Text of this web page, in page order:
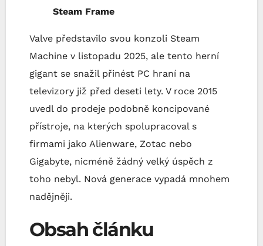
Steam Frame
Valve představilo svou konzoli Steam
Machine v listopadu 2025, ale tento herní
gigant se snažil přinést PC hraní na
televizory již před deseti lety. V roce 2015
uvedl do prodeje podobně koncipované
přístroje, na kterých spolupracoval s
firmami jako Alienware, Zotac nebo
Gigabyte, nicméně žádný velký úspěch z
toho nebyl. Nová generace vypadá mnohem
nadějněji.
Obsah článku